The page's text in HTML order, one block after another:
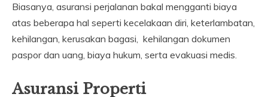
Biasanya, asuransi perjalanan bakal mengganti biaya
atas beberapa hal seperti kecelakaan diri, keterlambatan,
kehilangan, kerusakan bagasi, kehilangan dokumen
paspor dan uang, biaya hukum, serta evakuasi medis.
Asuransi Properti